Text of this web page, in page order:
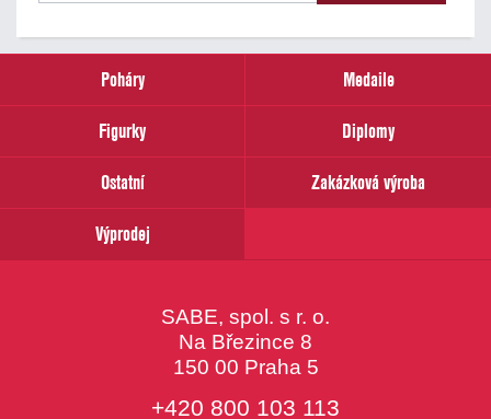
našich
email
Poháry
Medaile
Figurky
Diplomy
Ostatní
Zakázková výroba
Výprodej
SABE, spol. s r. o.
Na Březince 8
150 00 Praha 5
+420 800 103 113